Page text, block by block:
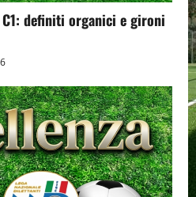
definiti organici e gironi